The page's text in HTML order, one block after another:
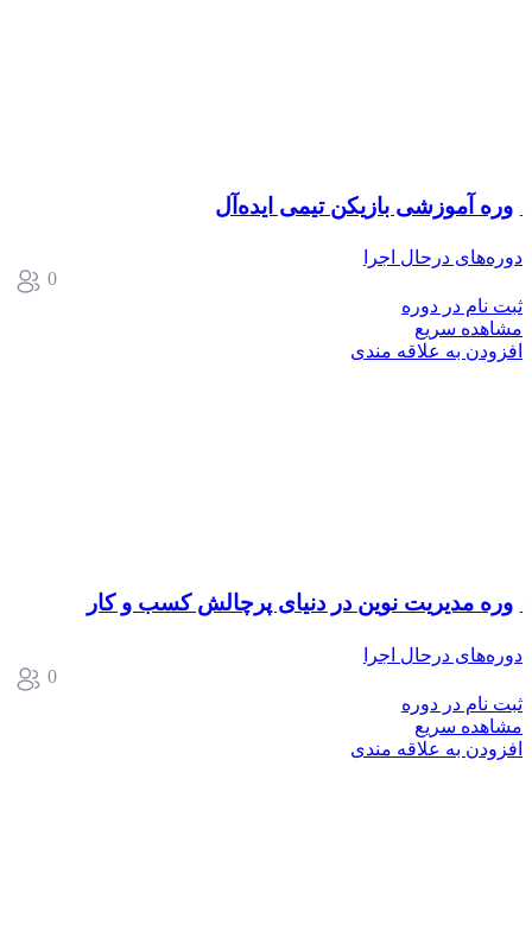
دوره آموزشی بازیکن تیمی ایده‌آل
دوره‌های درحال اجرا
0
ثبت نام در دوره
مشاهده سریع
افزودن به علاقه مندی
دوره مدیریت نوین در دنیای پرچالش کسب و کار
دوره‌های درحال اجرا
0
ثبت نام در دوره
مشاهده سریع
افزودن به علاقه مندی